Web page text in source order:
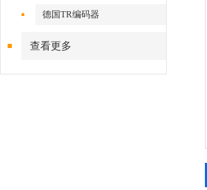
德国TR编码器
查看更多